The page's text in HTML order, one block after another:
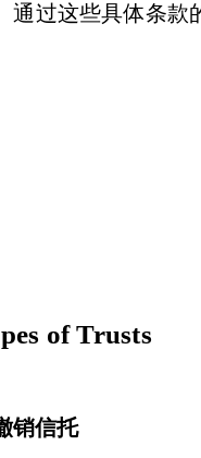
通过这些具体条款
of Trusts
销信托